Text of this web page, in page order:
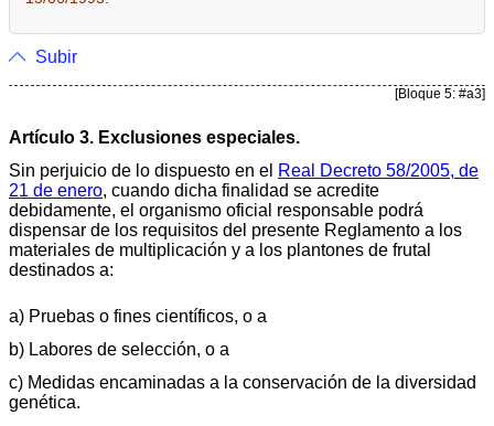
Subir
[Bloque 5: #a3]
Artículo 3. Exclusiones especiales.
Sin perjuicio de lo dispuesto en el Real Decreto 58/2005, de
21 de enero, cuando dicha finalidad se acredite
debidamente, el organismo oficial responsable podrá
dispensar de los requisitos del presente Reglamento a los
materiales de multiplicación y a los plantones de frutal
destinados a:
a) Pruebas o fines científicos, o a
b) Labores de selección, o a
c) Medidas encaminadas a la conservación de la diversidad
genética.